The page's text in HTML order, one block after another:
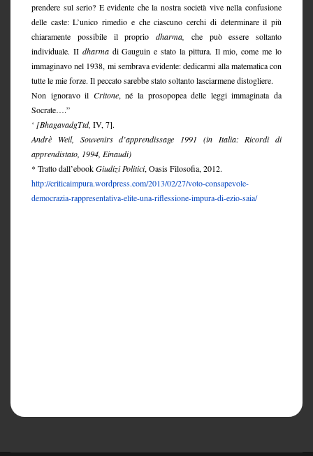
prendere sul serio? E evidente che la nostra società vive nella confusione
delle caste: L’unico rimedio e che ciascuno cerchi di determinare il più
chiaramente possibile il proprio dharma,
che può essere soltanto
individuale. II dharmadi Gauguin e stato la pittura. Il mio, come me lo
immaginavo nel 1938, mi sembrava evidente: dedicarmi alla matematica con
tutte le mie forze. Il peccato sarebbe stato soltanto lasciarmene distogliere.
Non ignoravo il Critone, né la prosopopea delle leggi immaginata da
Socrate….”
‘ [BhagavadgTtd, IV, 7].
Andrè Weil, Souvenirs d’apprendissage 1991 (in Italia: Ricordi di
apprendistato, 1994, Einaudi)
* Tratto dall’ebookGiudizi Politici, Oasis Filosofia, 2012.
http://criticaimpura.wordpress.com/2013/02/27/voto-consapevole-
democrazia-rappresentativa-elite-una-riflessione-impura-di-ezio-saia/